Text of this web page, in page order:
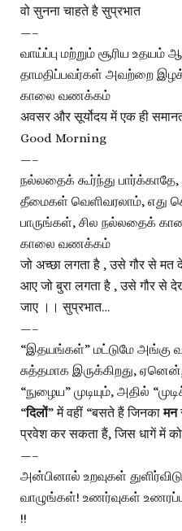
वो सुनना चाहते है सुप्रभात
—–
வாய்ப்பு மற்றும் சூரிய
தாமதிப்பவர்கள் அவற்றை
காலை வணக்கம்
अवसर और सूर्योदय में एक ही
Good Morning
—–
நல்லதைக் கூர்ந்து
தீமைகள் வெளிவரலாம், எது
பாருங்கள், சில நல்லதைக் காண
காலை வணக்கம்
जो अच्छा लगता है , उसे गौर से मत
आए जो बुरा लगता है , उसे गौर से
जाए ।। सुप्रभात…
—–
“இதயங்கள்” மட்டுமே அங்கு
சுத்தமாக இருக்கிறது,
“நுழைய” முடியும், அதில்
“दिलों” में वहीं “बसते हैं जिनकामन
प्रवेश कर सकता हैं, जिस धागें में
—–
அன்பினால் உறவுகள்
வாழுங்கள்! உணர்வுகள்
!!